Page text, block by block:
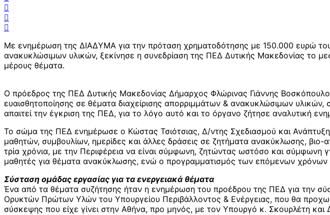
Με ενημέρωση της ΔΙΑΔΥΜΑ για την πρόταση χρηματοδότησης με 150.000 ευρώ
ανακυκλώσιμων υλικών, ξεκίνησε η συνεδρίαση της ΠΕΔ Δυτικής Μακεδονίας το
μέρους θέματα.
Ο πρόεδρος της ΠΕΔ Δυτικής Μακεδονίας Δήμαρχος Φλώρινας Γιάννης
ευαισθητοποίησης σε θέματα διαχείρισης απορριμμάτων & ανακυκλώσιμων
απαιτεί την έγκριση της ΠΕΔ, για το λόγο αυτό και το όργανο ζήτησε αναλυτική
Το σώμα της ΠΕΔ ενημέρωσε ο Κώστας Τσιότσιας, Δ/ντης Σχεδιασμού και
μαθητών, συμβουλίων, ημερίδες και άλλες δράσεις σε ζητήματα ανακύκλωσης,
τρία χρόνια, με την Περιφέρεια να είναι σύμφωνη, ζητώντας ωστόσο και
μαθητές για θέματα ανακύκλωσης, ενώ ο προγραμματισμός των επόμενων χρόνων
Σύσταση ομάδας εργασίας για τα ενεργειακά θέματα
Ένα από τα θέματα συζήτησης ήταν η ενημέρωση του προέδρου της ΠΕΔ για την
Ορυκτών Πρώτων Υλών του Υπουργείου Περιβάλλοντος & Ενέργειας, που θα
σύσκεψης που είχε γίνει στην Αθήνα, προ μηνός, με τον Υπουργό κ. Σκουρλέτη και